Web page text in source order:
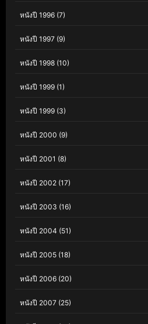
หนังปี 1996 (7)
หนังปี 1997 (9)
หนังปี 1998 (10)
หนังปี 1999 (1)
หนังปี 1999 (3)
หนังปี 2000 (9)
หนังปี 2001 (8)
หนังปี 2002 (17)
หนังปี 2003 (16)
หนังปี 2004 (51)
หนังปี 2005 (18)
หนังปี 2006 (20)
หนังปี 2007 (25)